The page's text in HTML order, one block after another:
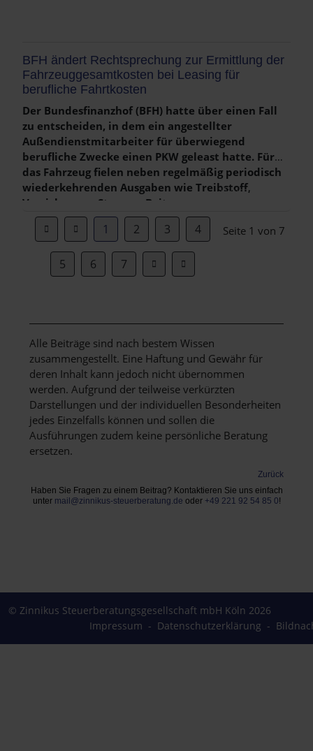
BFH ändert Rechtsprechung zur Ermittlung der
Fahrzeuggesamtkosten bei Leasing für
berufliche Fahrtkosten
Der Bundesfinanzhof (BFH) hatte über einen Fall
zu entscheiden, in dem ein angestellter
Außendienstmitarbeiter für überwiegend
berufliche Zwecke einen PKW geleast hatte. Für
das Fahrzeug fielen neben regelmäßig periodisch
wiederkehrenden Ausgaben wie Treibstoff,
Versicherung, Steuern, Beitrag zum
Automobilclub, Reifenwechsel und Leasingraten
zu Beginn der Leasingzeit auch weitere einmalige
Kosten an:
Weiterlesen …
Seite 1 von 7
1 2 3 4
5 6 7
Alle Beiträge sind nach bestem Wissen
zusammengestellt. Eine Haftung und Gewähr für
deren Inhalt kann jedoch nicht übernommen
werden. Aufgrund der teilweise verkürzten
Darstellungen und der individuellen Besonderheiten
jedes Einzelfalls können und sollen die
Ausführungen zudem keine persönliche Beratung
ersetzen.
Zurück
Haben Sie Fragen zu einem Beitrag? Kontaktieren Sie uns einfach
unter mail@zinnikus-steuerberatung.de oder +49 221 92 54 85 0!
© Zinnikus Steuerberatungsgesellschaft mbH Köln 2026
Impressum - Datenschutzerklärung -